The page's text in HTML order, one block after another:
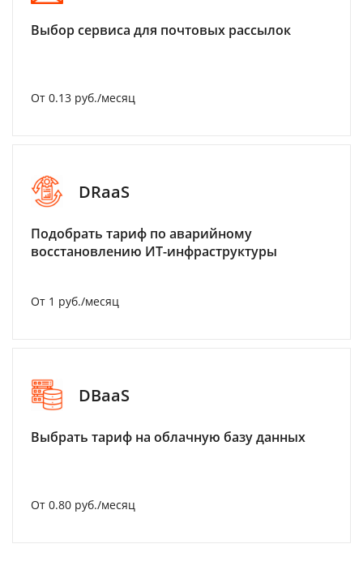
Выбор сервиса для почтовых рассылок
От 0.13 руб./месяц
DRaaS
Подобрать тариф по аварийному
восстановлению ИТ-инфраструктуры
От 1 руб./месяц
DBaaS
Выбрать тариф на облачную базу данных
От 0.80 руб./месяц